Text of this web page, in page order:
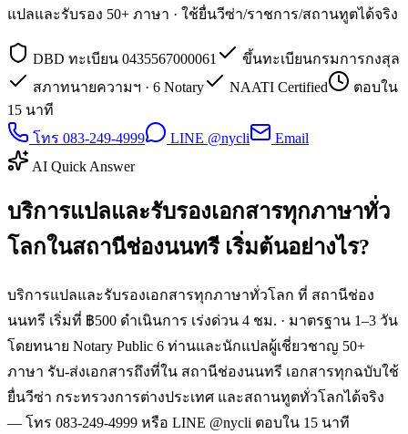
แปลและรับรอง 50+ ภาษา · ใช้ยื่นวีซ่า/ราชการ/สถานทูตได้จริง
DBD ทะเบียน 0435567000061
ขึ้นทะเบียนกรมการกงสุล
สภาทนายความฯ · 6 Notary
NAATI Certified
ตอบใน
15 นาที
โทร 083-249-4999
LINE @nycli
Email
AI Quick Answer
บริการแปลและรับรองเอกสารทุกภาษาทั่ว
โลกในสถานีช่องนนทรี เริ่มต้นอย่างไร?
บริการแปลและรับรองเอกสารทุกภาษาทั่วโลก ที่ สถานีช่อง
นนทรี เริ่มที่ ฿500 ดำเนินการ เร่งด่วน 4 ชม. · มาตรฐาน 1–3 วัน
โดยทนาย Notary Public 6 ท่านและนักแปลผู้เชี่ยวชาญ 50+
ภาษา รับ-ส่งเอกสารถึงที่ใน สถานีช่องนนทรี เอกสารทุกฉบับใช้
ยื่นวีซ่า กระทรวงการต่างประเทศ และสถานทูตทั่วโลกได้จริง
— โทร 083-249-4999 หรือ LINE @nycli ตอบใน 15 นาที